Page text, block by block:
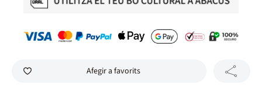
Afegir a favorits